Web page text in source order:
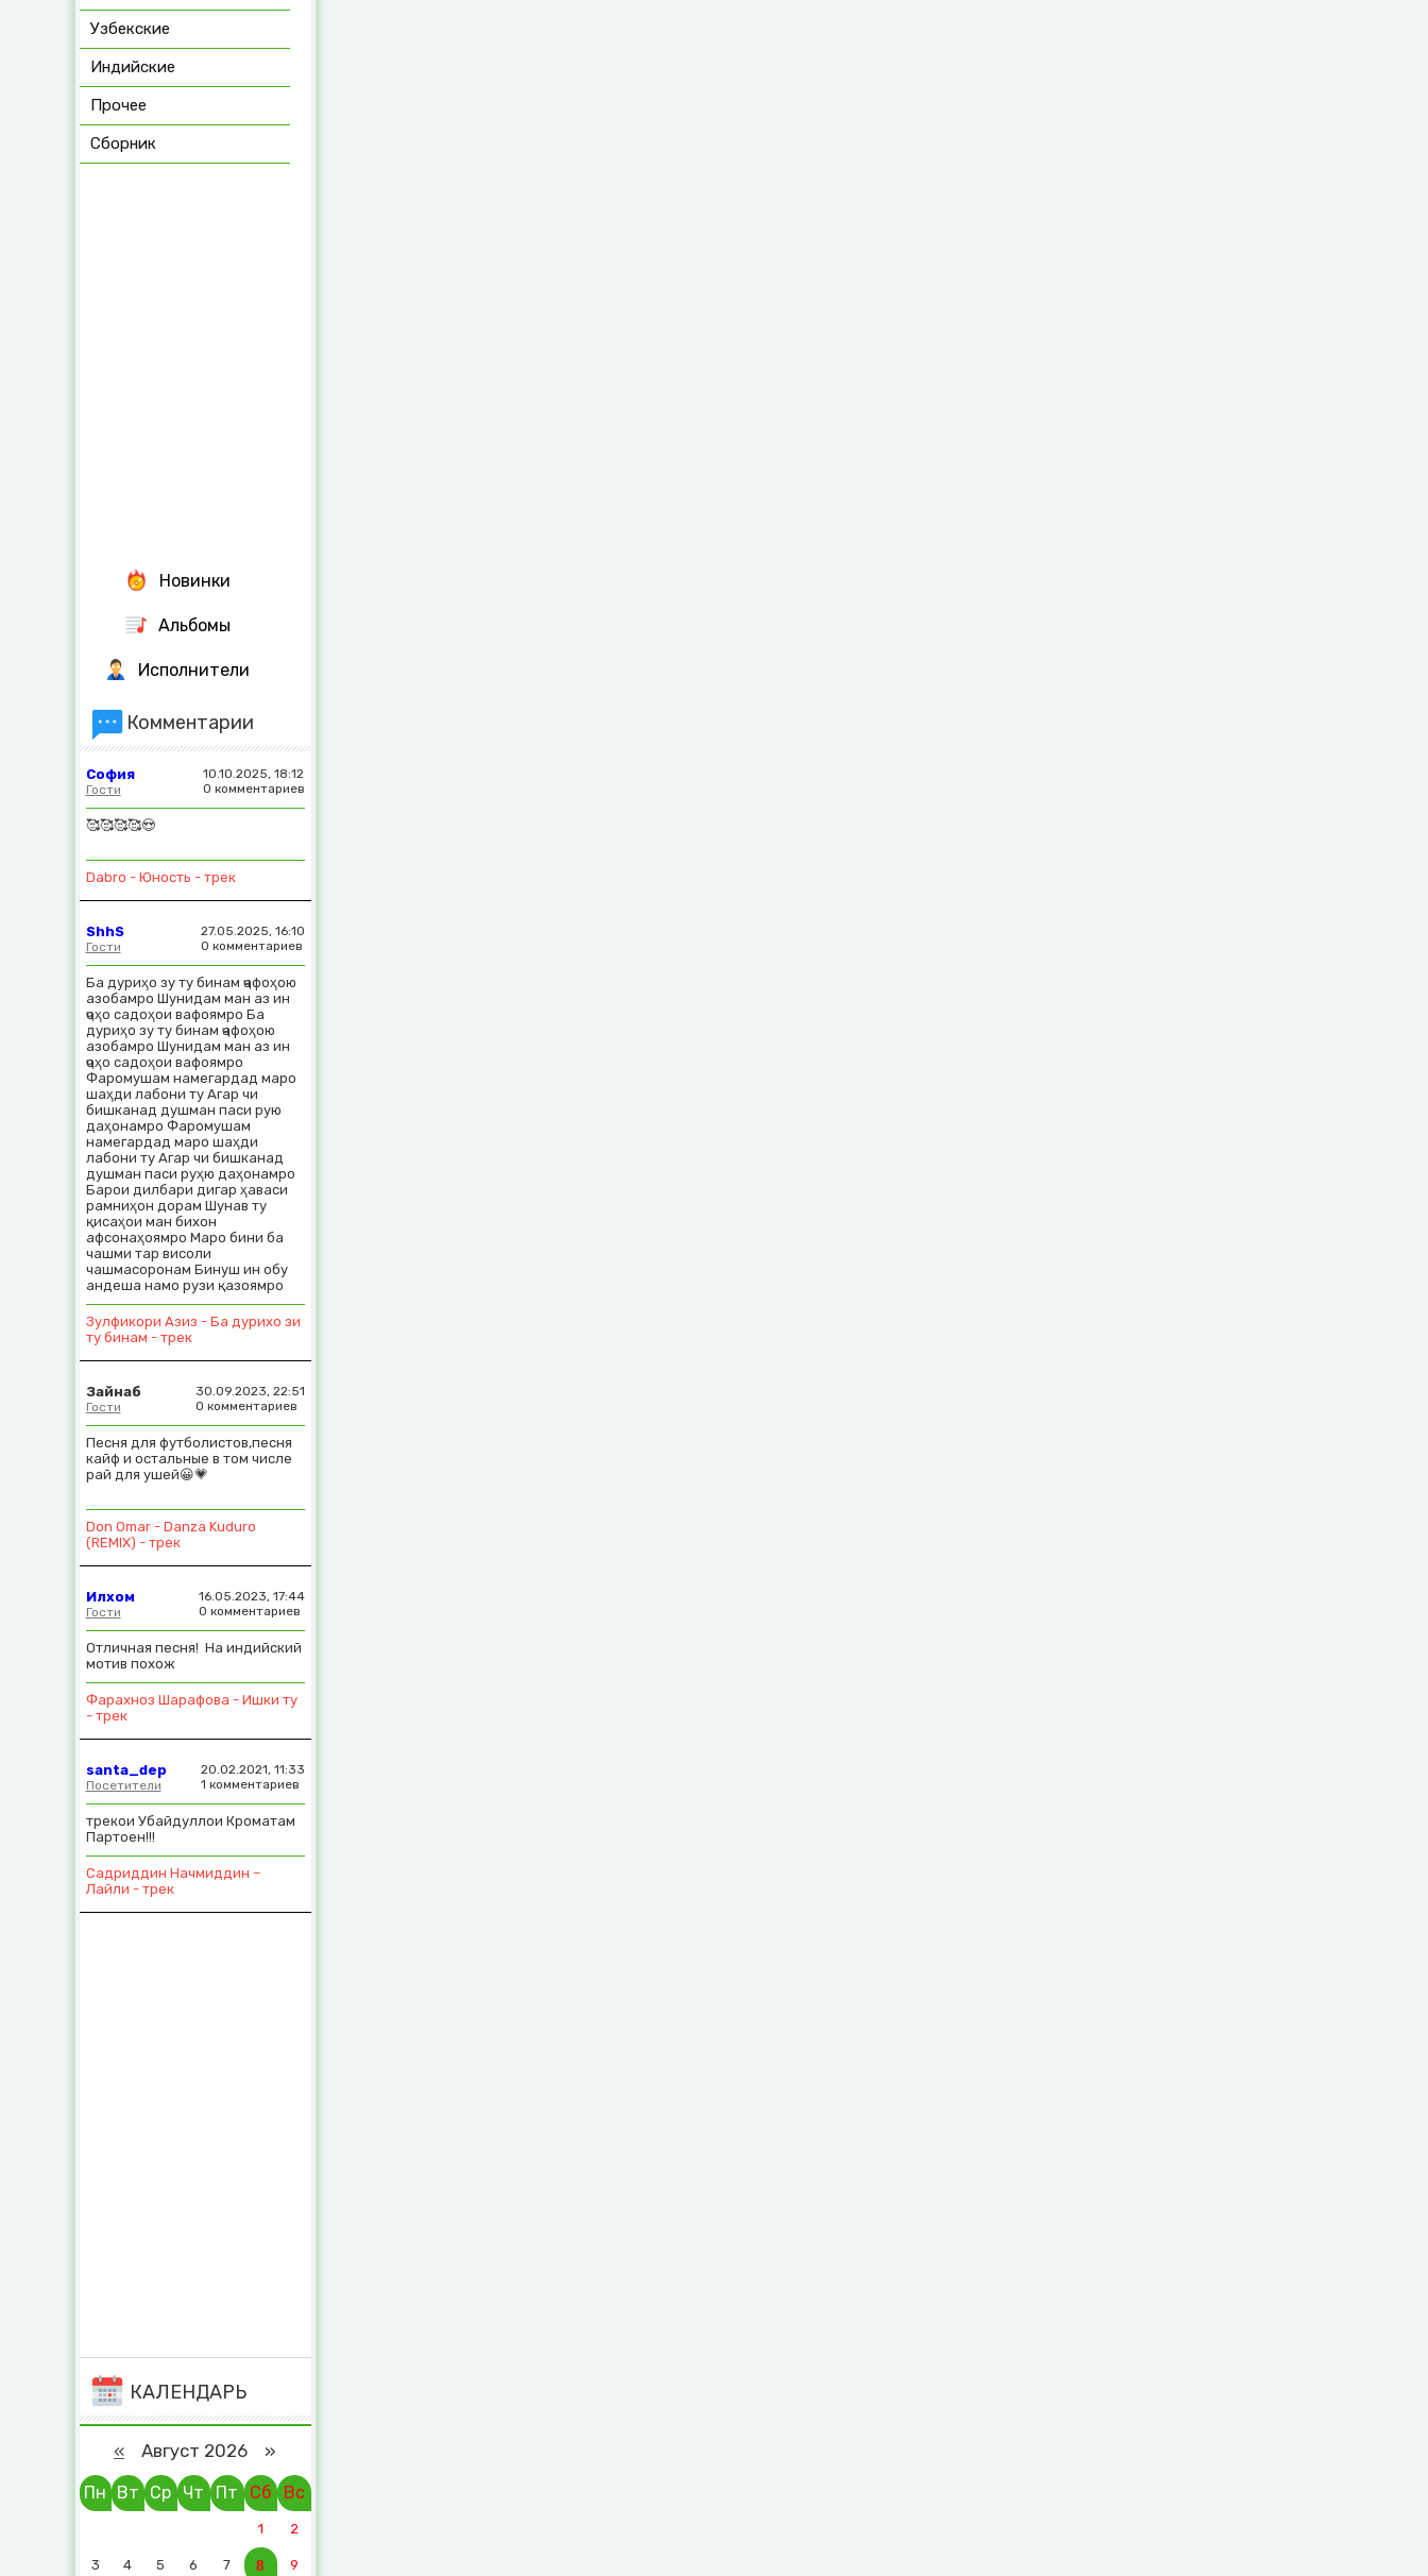
Узбекские
Индийские
Прочее
Сборник
Новинки
Альбомы
Исполнители
Комментарии
10.10.2025, 18:12
0 комментариев
София
Гости
🥰🥰🥰🥰😍
Dabro - Юность - трек
27.05.2025, 16:10
0 комментариев
ShhS
Гости
Ба дуриҳо зу ту бинам ҷафоҳою
азобамро Шунидам ман аз ин
ҷоҳо садоҳои вафоямро Ба
дуриҳо зу ту бинам ҷафоҳою
азобамро Шунидам ман аз ин
ҷоҳо садоҳои вафоямро
Фаромушам намегардад маро
шаҳди лабони ту Агар чи
бишканад душман паси рую
даҳонамро Фаромушам
намегардад маро шаҳди
лабони ту Агар чи бишканад
душман паси руҳю даҳонамро
Барои дилбари дигар ҳаваси
рамниҳон дорам Шунав ту
қисаҳои ман бихон
афсонаҳоямро Маро бини ба
чашми тар висоли
чашмасоронам Бинуш ин обу
андеша намо рузи қазоямро
Зулфикори Азиз - Ба дурихо зи
ту бинам - трек
30.09.2023, 22:51
0 комментариев
Зайнаб
Гости
Песня для футболистов,песня
кайф и остальные в том числе
рай для ушей😀💗
Don Omar - Danza Kuduro
(REMIX) - трек
16.05.2023, 17:44
0 комментариев
Илхом
Гости
Отличная песня! На индийский
мотив похож
Фарахноз Шарафова - Ишки ту
- трек
20.02.2021, 11:33
1 комментариев
santa_dep
Посетители
трекои Убайдуллои Кроматам
Партоен!!!
Садриддин Начмиддин –
Лайли - трек
КАЛЕНДАРЬ
« Август 2026 »
Пн Вт Ср Чт Пт Сб Вс
1 2
3 4 5 6 7 8 9